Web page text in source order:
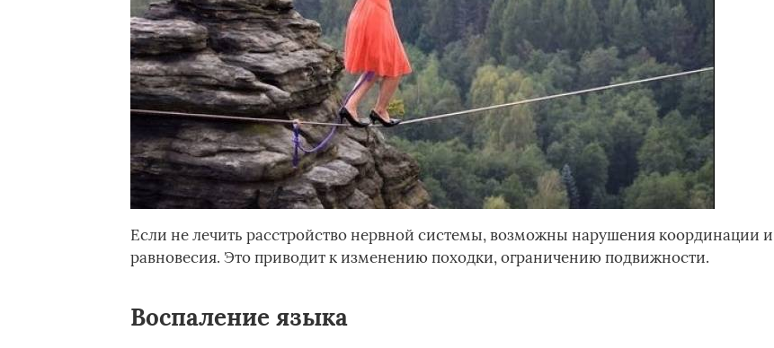
Если не лечить расстройство нервной системы, возможны нарушения координации и
равновесия. Это приводит к изменению походки, ограничению подвижности.
Воспаление языка